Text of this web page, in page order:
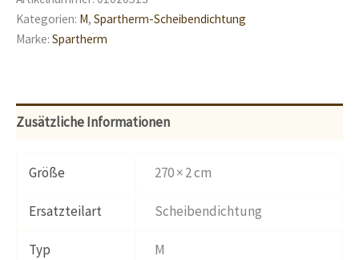
Kategorien: M, Spartherm-Scheibendichtung
Marke: Spartherm
Zusätzliche Informationen
Größe 270 × 2 cm
Ersatzteilart Scheibendichtung
Typ M